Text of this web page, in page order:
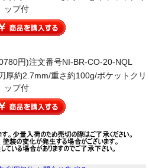
ップ付
円)注文番号NI-BR-CO-20-NQL
厚約2.7mm/重さ約100g/ポケットクリ
ップ付